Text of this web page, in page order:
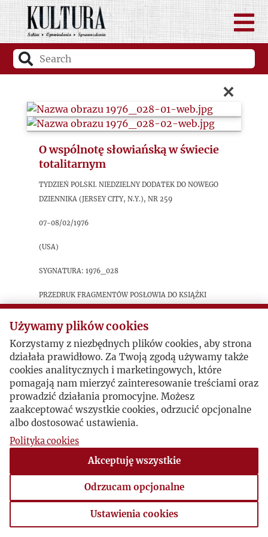
×
O wspólnotę słowiańską w świecie
totalitarnym
Tydzień Polski. Niedzielny dodatek do Nowego
Dziennika (Jersey City, N.Y.), nr 259
07-08/02/1976
(USA)
sygnatura: 1976_028
Przedruk fragmentów posłowia do książki
Andrieja Sacharowa „Mój kraj i świat” (Paryż
1975 Instytut Literacki).
Postacie powiązane
Bohater:Leszek Kołakowski
Używamy plików cookies
Korzystamy z niezbędnych plików cookies, aby strona
działała prawidłowo. Za Twoją zgodą używamy także
cookies analitycznych i marketingowych, które
pomagają nam mierzyć zainteresowanie treściami oraz
prowadzić działania promocyjne. Możesz
zaakceptować wszystkie cookies, odrzucić opcjonalne
albo dostosować ustawienia.
Polityka cookies
Akceptuję wszystkie
Odrzucam opcjonalne
Ustawienia cookies
Ustawienia cookies